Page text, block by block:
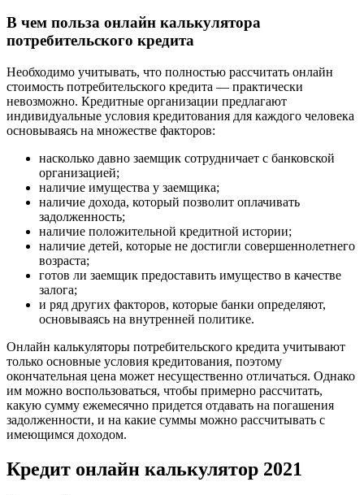
В чем польза онлайн калькулятора
потребительского кредита
Необходимо учитывать, что полностью рассчитать онлайн
стоимость потребительского кредита — практически
невозможно. Кредитные организации предлагают
индивидуальные условия кредитования для каждого человека
основываясь на множестве факторов:
насколько давно заемщик сотрудничает с банковской
организацией;
наличие имущества у заемщика;
наличие дохода, который позволит оплачивать
задолженность;
наличие положительной кредитной истории;
наличие детей, которые не достигли совершеннолетнего
возраста;
готов ли заемщик предоставить имущество в качестве
залога;
и ряд других факторов, которые банки определяют,
основываясь на внутренней политике.
Онлайн калькуляторы потребительского кредита учитывают
только основные условия кредитования, поэтому
окончательная цена может несущественно отличаться. Однако
им можно воспользоваться, чтобы примерно рассчитать,
какую сумму ежемесячно придется отдавать на погашения
задолженности, и на какие суммы можно рассчитывать с
имеющимся доходом.
Кредит онлайн калькулятор 2021